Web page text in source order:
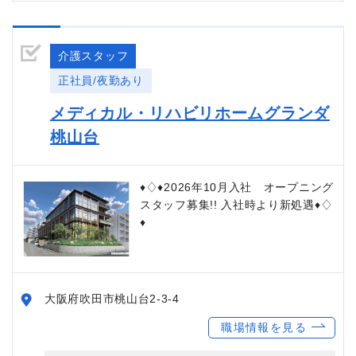
介護スタッフ
正社員/夜勤あり
メディカル・リハビリホームグランダ
桃山台
♦♢♦2026年10月入社 オープニング
スタッフ募集!! 入社時より新処遇♦♢
♦
大阪府吹田市桃山台2-3-4
職場情報を見る